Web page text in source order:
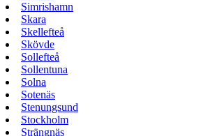
Simrishamn
Skara
Skellefteå
Skövde
Sollefteå
Sollentuna
Solna
Sotenäs
Stenungsund
Stockholm
Strängnäs